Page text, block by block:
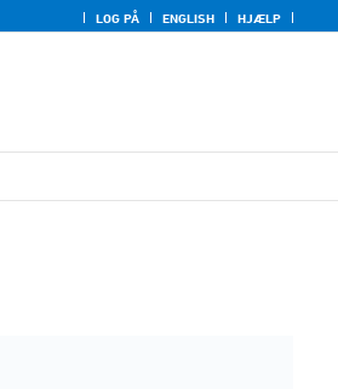
LOG PÅ ENGLISH HJÆLP